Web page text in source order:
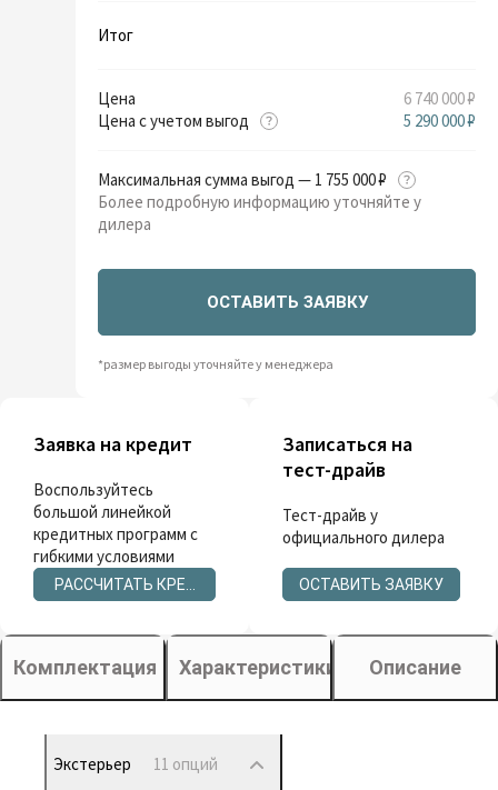
Итог
Цена
6 740 000 ₽
Цена с учетом выгод
5 290 000 ₽
Максимальная сумма выгод — 1 755 000 ₽
Более подробную информацию уточняйте у
дилера
ОСТАВИТЬ ЗАЯВКУ
*размер выгоды уточняйте у менеджера
Заявка на кредит
Воспользуйтесь
большой линейкой
кредитных программ с
гибкими условиями
РАССЧИТАТЬ КРЕДИТ
Записаться на
тест-драйв
Тест-драйв у
официального дилера
ОСТАВИТЬ ЗАЯВКУ
Комплектация Характеристики Описание
Экстерьер 11 опций